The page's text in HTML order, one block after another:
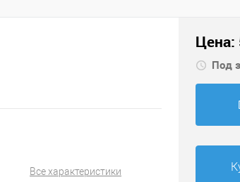
Все характеристики
Цена:
Под